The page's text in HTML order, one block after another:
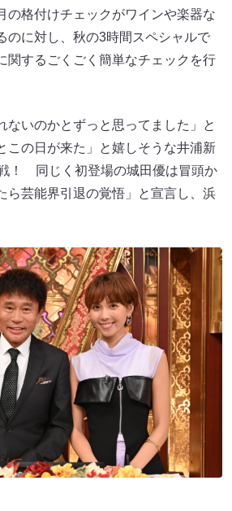
の格付けチェックがワインや楽器な
のに対し、秋の3時間スペシャルで
関するごくごく簡単なチェックを行
ないのかとずっと思ってました」と
この日が来た」と嬉しそうな井浦新
！ 同じく初登場の城田優は冒頭か
ら芸能界引退の覚悟」と宣言し、浜